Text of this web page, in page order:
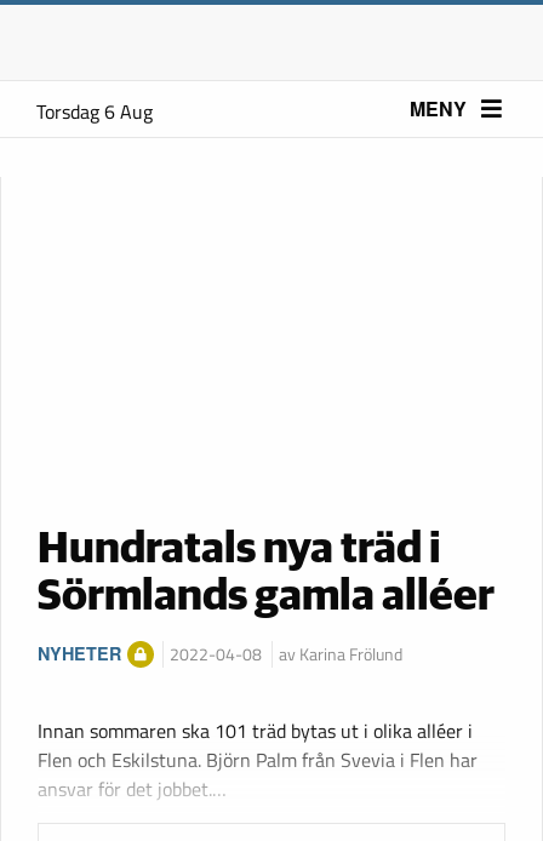
Torsdag 6 Aug MENY
Hundratals nya träd i
Sörmlands gamla alléer
NYHETER 2022-04-08 av Karina Frölund
Innan sommaren ska 101 träd bytas ut i olika alléer i
Flen och Eskilstuna. Björn Palm från Svevia i Flen har
ansvar för det jobbet.…